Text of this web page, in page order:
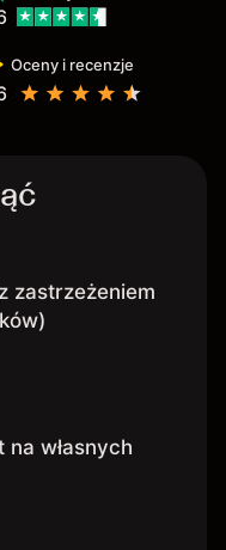
Oceny i recenzje
zastrzeżeniem
na własnych